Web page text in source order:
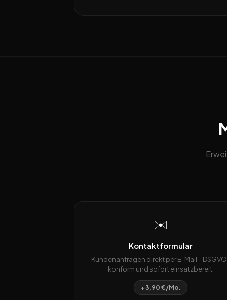
✉️
Kontaktformular
Kundenanfragen direkt per E-Mail –
konform und sofort einsatzbereit.
+ 3,90 €/Mo.